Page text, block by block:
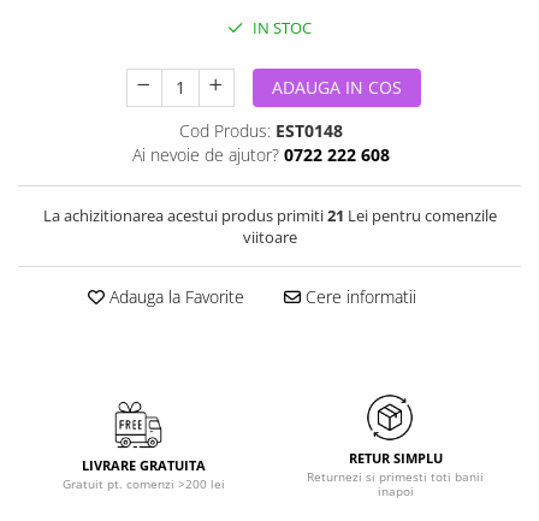
IN STOC
ADAUGA IN COS
Cod Produs: EST0148
Ai nevoie de ajutor? 0722 222 608
La achizitionarea acestui produs primiti21 Lei pentru comenzile
viitoare
Adauga la Favorite Cere informatii
LIVRARE GRATUITA
Gratuit pt. comenzi >200 lei
RETUR SIMPLU
Returnezi si primesti toti banii
inapoi